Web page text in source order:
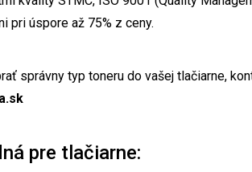
pri úspore až 75% z ceny.
správny typ toneru do vašej tlačiarne,
pre tlačiarne: